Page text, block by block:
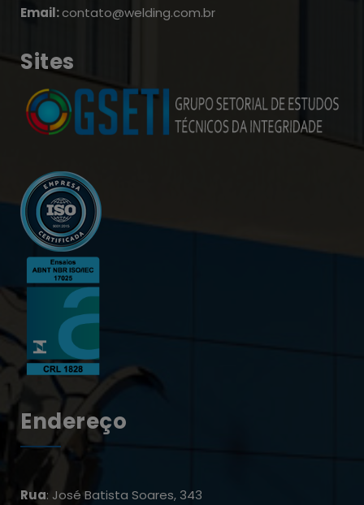
Email:contato@welding.com.br
Sites
Endereço
Rua: José Batista Soares, 343